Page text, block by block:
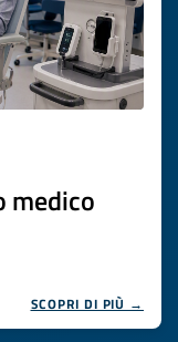
medico
SCOPRI DI PIÙ →